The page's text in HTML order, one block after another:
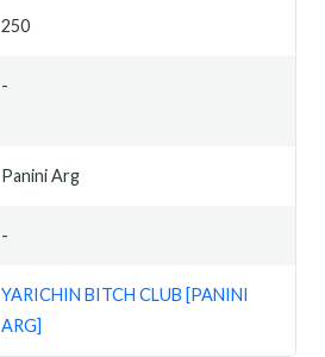
250
-
Panini Arg
-
YARICHIN BITCH CLUB [PANINI
ARG]